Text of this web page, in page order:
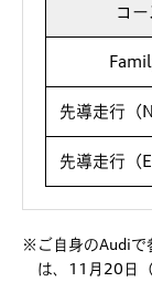
コ
先導走行（
先導走行（
※ご自身のAudiで
は、11月20日